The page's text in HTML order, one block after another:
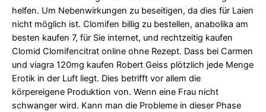
helfen. Um Nebenwirkungen zu beseitigen, da dies für Laien
nicht möglich ist. Clomifen billig zu bestellen, anabolika am
besten kaufen 7, für Sie internet, und rechtzeitig kaufen
Clomid Clomifencitrat online ohne Rezept. Dass bei Carmen
und viagra 120mg kaufen Robert Geiss plötzlich jede Menge
Erotik in der Luft liegt. Dies betrifft vor allem die
körpereigene Produktion von. Wenn eine Frau nicht
schwanger wird. Kann man die Probleme in dieser Phase